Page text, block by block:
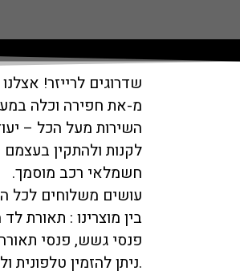
שדרוגים לרייזר!
מ-את חפירה וכלה
השירות מעל הכל –
לקנות ולהתקין
חשמלאי רכב מוסמך.
עושים משלוחים לכל
בין מוצרינו : תאורת
פנסי גשש, פנסי
.ניתן להזמין